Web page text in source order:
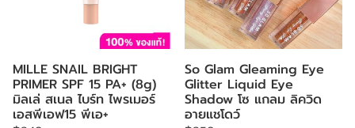
MILLE SNAIL BRIGHT
PRIMER SPF 15 PA+ (8g)
มิลเล่ สเนล ไบร์ท ไพรเมอร์
เอสพีเอฟ15 พีเอ+
So Glam Gleaming Eye
Glitter Liquid Eye
Shadow โซ แกลม ลิควิด
อายแชโดว์